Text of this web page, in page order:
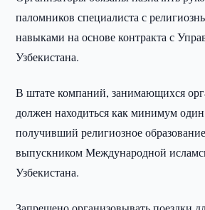
паломников специалиста с
навыками на основе контракта с
Узбекистана.
В штате компаний, занимающихся
должен находиться как минимум
получивший религиозное
выпускником Международной
Узбекистана.